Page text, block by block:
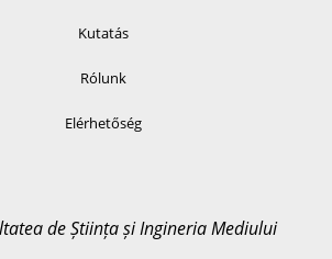
Kutatás
Rólunk
Elérhetőség
de Știința și Ingineria Mediului